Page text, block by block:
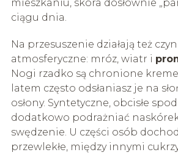
mieszkaniu, skóra dosłownie
ciągu dnia.
Na przesuszenie działają też
atmosferyczne: mróz, wiatr i
Nogi rzadko są chronione
latem często odsłaniasz je na
osłony. Syntetyczne, obcisłe
dodatkowo podrażniać
swędzenie. U części osób
przewlekłe, między innymi